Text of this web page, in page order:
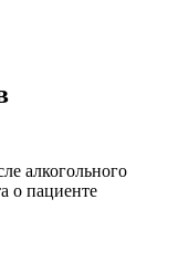
алкогольного
о пациенте